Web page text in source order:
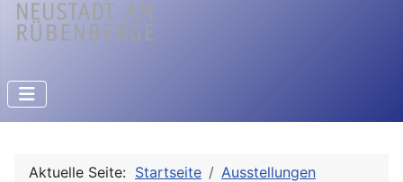
Aktuelle Seite: Startseite
Ausstellungen